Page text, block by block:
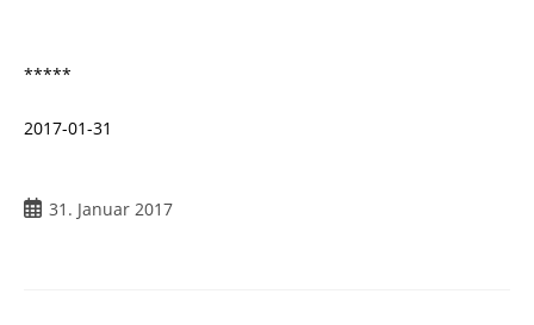
*****
2017-01-31
Beitrag
31. Januar 2017